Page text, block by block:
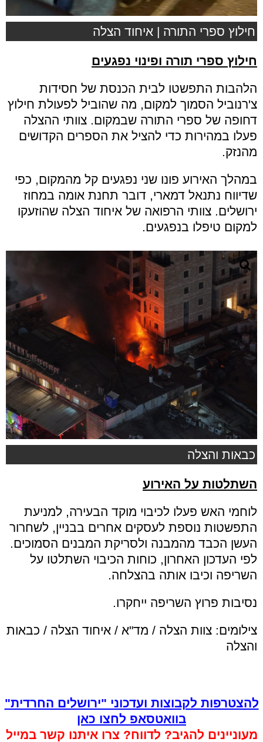
חילוץ ספרי התורה | איחוד הצלה
חילוץ ספרי תורה ופינוי נפגעים
הלהבות התפשטו לבית הכנסת של חסידות
צ'רנוביל הסמוך למקום, מה שהוביל לפעולת חילוץ
דחופה של ספרי התורה שבמקום. צוותי ההצלה
פעלו במהירות כדי להציל את הספרים הקדושים
מהנזק.
במהלך האירוע פונו שני נפגעים קל מהמקום, כפי
שדיווח נתנאל דמארי, דובר תחנת אומה במחוז
ירושלים. צוותי הרפואה של איחוד הצלה שהוזעקו
למקום טיפלו בנפגעים.
כבאות והצלה
השתלטות על האירוע
לוחמי האש פעלו לכיבוי מוקד הבעירה, למניעת
התפשטות נוספת לעסקים אחרים בבניין, לשחרור
העשן הכבד מהמבנה ולסריקת המבנים הסמוכים.
לפי העדכון האחרון, כוחות הכיבוי השתלטו על
השריפה וכיבו אותה בהצלחה.
נסיבות פרוץ השריפה ייחקרו.
צילומים: צוות הצלה / מד"א / איחוד הצלה / כבאות
והצלה
להצטרפות לקבוצות ועדכוני "ירושלים החרדית"
בוואטסאפ לחצו כאן
מעוניינים להגיב? לדווח? צרו איתנו קשר במייל